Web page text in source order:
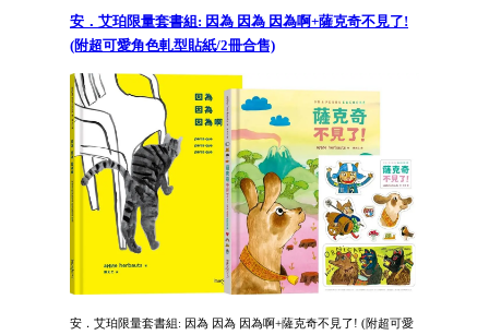
安．艾珀限量套書組: 因為 因為 因為啊+薩克奇不見了!
(附超可愛角色軋型貼紙/2冊合售)
安．艾珀限量套書組: 因為 因為 因為啊+薩克奇不見了! (附超可愛